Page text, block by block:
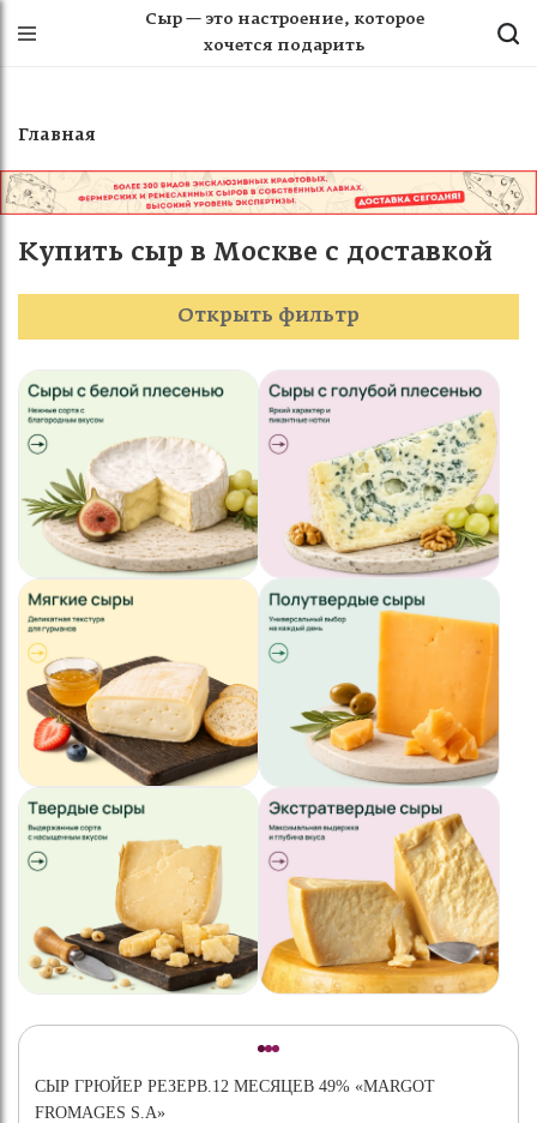
Сыр — это настроение, которое
хочется подарить
Главная
Купить сыр в Москве с доставкой
Открыть фильтр
СЫР ГРЮЙЕР РЕЗЕРВ.12 МЕСЯЦЕВ 49% «MARGOT
FROMAGES S.A»